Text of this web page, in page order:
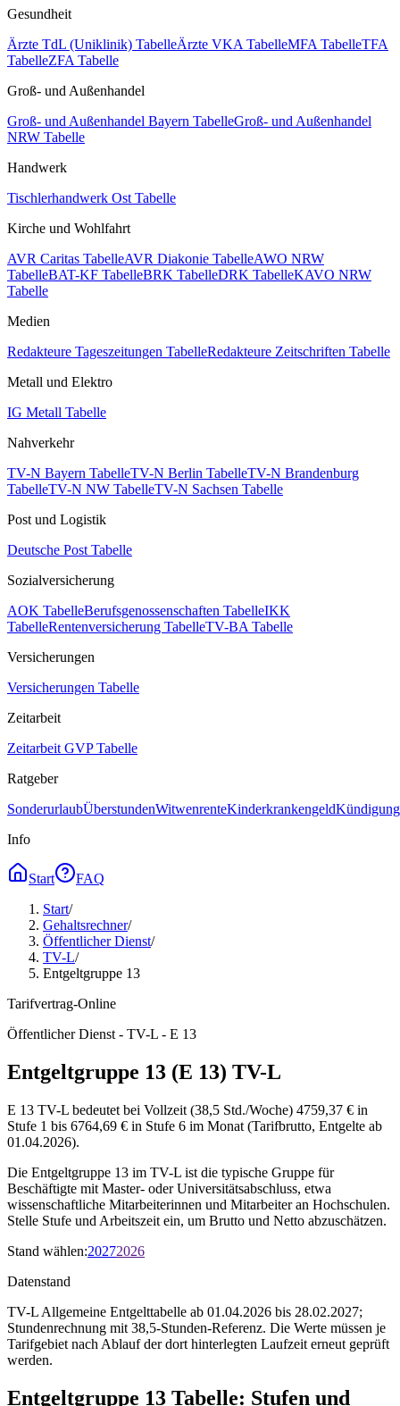
Gesundheit
Ärzte TdL (Uniklinik) TabelleÄrzte VKA TabelleMFA TabelleTFA
TabelleZFA Tabelle
Groß- und Außenhandel
Groß- und Außenhandel Bayern TabelleGroß- und Außenhandel
NRW Tabelle
Handwerk
Tischlerhandwerk Ost Tabelle
Kirche und Wohlfahrt
AVR Caritas TabelleAVR Diakonie TabelleAWO NRW
TabelleBAT-KF TabelleBRK TabelleDRK TabelleKAVO NRW
Tabelle
Medien
Redakteure Tageszeitungen TabelleRedakteure Zeitschriften Tabelle
Metall und Elektro
IG Metall Tabelle
Nahverkehr
TV-N Bayern TabelleTV-N Berlin TabelleTV-N Brandenburg
TabelleTV-N NW TabelleTV-N Sachsen Tabelle
Post und Logistik
Deutsche Post Tabelle
Sozialversicherung
AOK TabelleBerufsgenossenschaften TabelleIKK
TabelleRentenversicherung TabelleTV-BA Tabelle
Versicherungen
Versicherungen Tabelle
Zeitarbeit
Zeitarbeit GVP Tabelle
Ratgeber
SonderurlaubÜberstundenWitwenrenteKinderkrankengeld
Info
Start
FAQ
Start/
Gehaltsrechner/
Öffentlicher Dienst/
TV-L/
Entgeltgruppe 13
Tarifvertrag-Online
Öffentlicher Dienst - TV-L - E 13
Entgeltgruppe 13 (E 13) TV-L
E 13 TV-L bedeutet bei Vollzeit (38,5 Std./Woche) 4759,37 € in
Stufe 1 bis 6764,69 € in Stufe 6 im Monat (Tarifbrutto, Entgelte ab
01.04.2026).
Die Entgeltgruppe 13 im TV-L ist die typische Gruppe für
Beschäftigte mit Master- oder Universitätsabschluss, etwa
wissenschaftliche Mitarbeiterinnen und Mitarbeiter an Hochschulen.
Stelle Stufe und Arbeitszeit ein, um Brutto und Netto abzuschätzen.
Stand wählen:20272026
Datenstand
TV-L Allgemeine Entgelttabelle ab 01.04.2026 bis 28.02.2027;
Stundenrechnung mit 38,5-Stunden-Referenz. Die Werte müssen je
Tarifgebiet nach Ablauf der dort hinterlegten Laufzeit erneut geprüft
werden.
Entgeltgruppe 13 Tabelle: Stufen und